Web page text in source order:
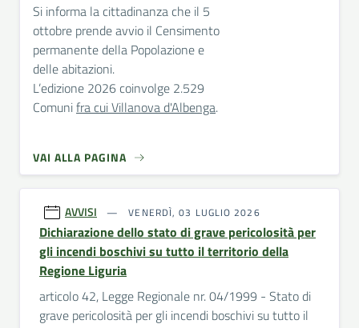
Si informa la cittadinanza che il 5
ottobre prende avvio il Censimento
permanente della Popolazione e
delle abitazioni.
L’edizione 2026 coinvolge 2.529
Comunifra cui Villanova d'Albenga.
VAI ALLA PAGINA
AVVISI VENERDÌ, 03 LUGLIO 2026
Dichiarazione dello stato di grave pericolosità per
gli incendi boschivi su tutto il territorio della
Regione Liguria
articolo 42, Legge Regionale nr. 04/1999 - Stato di
grave pericolosità per gli incendi boschivi su tutto il